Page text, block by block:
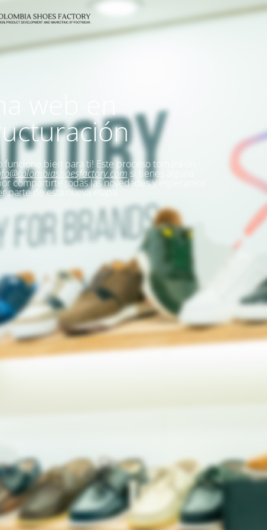
web en
funcione bien para ti! Este proceso tomará un
si tienes alguna
compartirte todas las novedades y esperamos
parte de esta nueva etapa.